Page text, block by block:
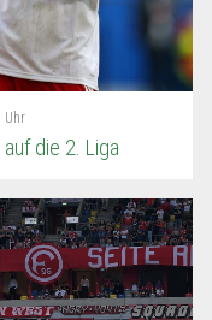
Uhr
die 2. Liga